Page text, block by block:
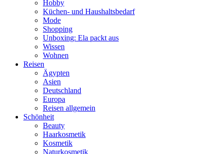
Hobby
Küchen- und Haushaltsbedarf
Mode
Shopping
Unboxing: Ela packt aus
Wissen
Wohnen
Reisen
Ägypten
Asien
Deutschland
Europa
Reisen allgemein
Schönheit
Beauty
Haarkosmetik
Kosmetik
Naturkosmetik